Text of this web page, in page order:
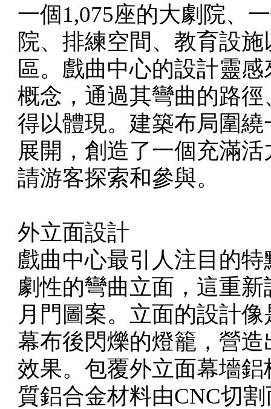
一個1,075座的大劇院、
院、排練空間、教育設
區。戲曲中心的設計靈感
概念，通過其彎曲的路
得以體現。建築布局圍
展開，創造了一個充滿
請游客探索和參與。
外立面設計
戲曲中心最引人注目的
劇性的彎曲立面，這重
月門圖案。立面的設計
幕布後閃爍的燈籠，營
效果。包覆外立面幕墻
質鋁合金材料由CNC切